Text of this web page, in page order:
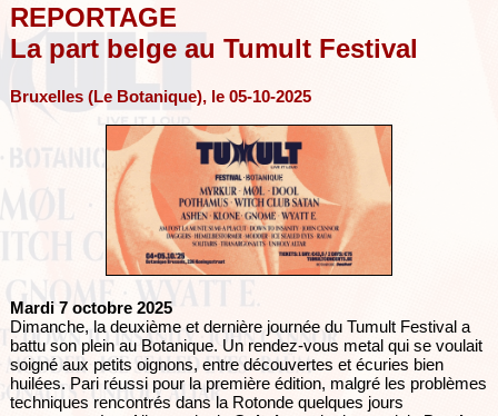
REPORTAGE
La part belge au Tumult Festival
Bruxelles (Le Botanique), le 05-10-2025
Mardi 7 octobre 2025
Dimanche, la deuxième et dernière journée du Tumult Festival a
battu son plein au Botanique. Un rendez-vous metal qui se voulait
soigné aux petits oignons, entre découvertes et écuries bien
huilées. Pari réussi pour la première édition, malgré les problèmes
techniques rencontrés dans la Rotonde quelques jours